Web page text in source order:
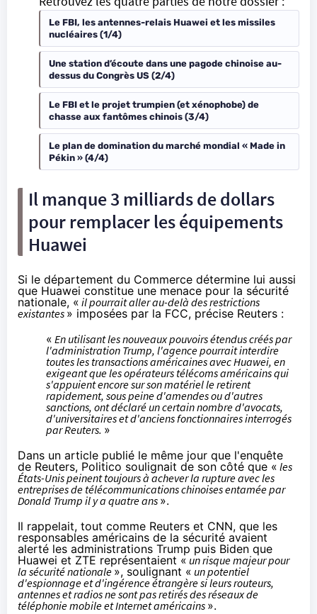
Le FBI, les antennes-relais Huawei et les missiles
nucléaires (1/4)
Une station d’écoute dans une pagode chinoise au-
dessus du Congrès US (2/4)
Le FBI et le projet trumpien (et xénophobe) de
chasse aux fantômes chinois (3/4)
Le plan de domination du marché mondial « Made in
Pékin » (4/4)
Il manque 3 milliards de dollars
pour remplacer les équipements
Huawei
Si le département du Commerce détermine lui aussi
que Huawei constitue une menace pour la sécurité
nationale, « il pourrait aller au-delà des restrictions
existantes » imposées par la FCC, précise Reuters :
« En utilisant les nouveaux pouvoirs étendus créés par
l'administration Trump, l'agence pourrait interdire
toutes les transactions américaines avec Huawei, en
exigeant que les opérateurs télécoms américains qui
s'appuient encore sur son matériel le retirent
rapidement, sous peine d'amendes ou d'autres
sanctions, ont déclaré un certain nombre d'avocats,
d'universitaires et d'anciens fonctionnaires interrogés
par Reuters. »
Dans un article publié le même jour que l'enquête
de Reuters, Politico soulignait de son côté que « les
États-Unis peinent toujours à achever la rupture avec les
entreprises de télécommunications chinoises entamée par
Donald Trump il y a quatre ans ».
Il rappelait, tout comme Reuters et CNN, que les
responsables américains de la sécurité avaient
alerté les administrations Trump puis Biden que
Huawei et ZTE représentaient « un risque majeur pour
la sécurité nationale», soulignant « un potentiel
d'espionnage et d'ingérence étrangère si leurs routeurs,
antennes et radios ne sont pas retirés des réseaux de
téléphonie mobile et Internet américains ».